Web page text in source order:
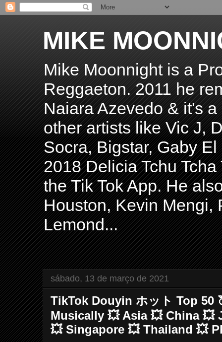
MIKE
Mike Moonnight is a
Reggaeton. 2011 he
Naiara Azevedo & it's
other artists like Vic J,
Socra, Bigstar, Gaby
2018 Delicia Tchu
the Tik Tok App. He
Houston, Kevin Mengi,
Lemond...
sábado, 13 de março de 2021
TikTok Douyin ホット Top 50
Musically 💥 Asia 💥 China 💥
💥 Singapore 💥 Thailand 💥